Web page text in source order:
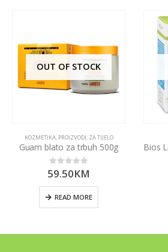
PROIZVODI
OUT OF STOCK
KOZMETIKA, PROIZVODI, ZA TIJELO
Guam blato za trbuh 500g
0out of 5
59.50KM
READ MORE